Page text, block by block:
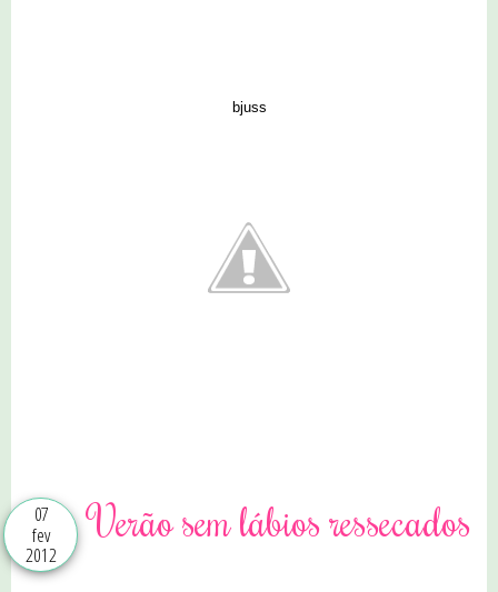
bjuss
07
fev
2012
Verão sem lábios ressecados